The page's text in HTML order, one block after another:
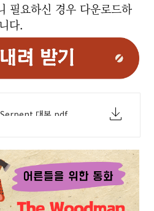
필요하신 경우 다운로드하
다.
대본.pdf